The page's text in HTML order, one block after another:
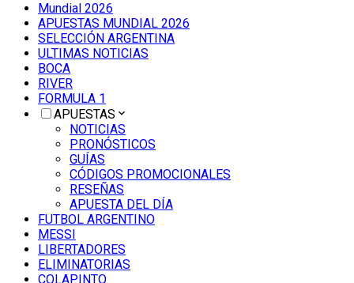
Mundial 2026
APUESTAS MUNDIAL 2026
SELECCIÓN ARGENTINA
ULTIMAS NOTICIAS
BOCA
RIVER
FORMULA 1
APUESTAS
NOTICIAS
PRONÓSTICOS
GUÍAS
CÓDIGOS PROMOCIONALES
RESEÑAS
APUESTA DEL DÍA
FUTBOL ARGENTINO
MESSI
LIBERTADORES
ELIMINATORIAS
COLAPINTO